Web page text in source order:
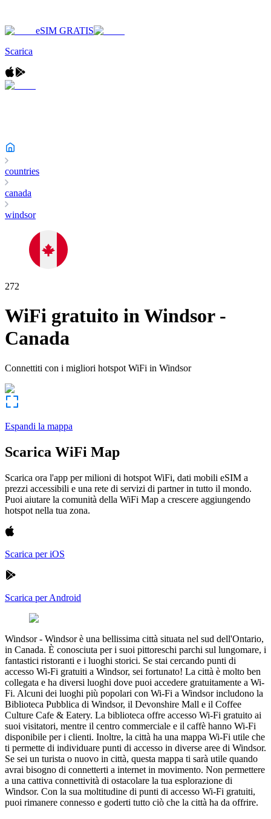
eSIM GRATIS
Scarica
countries
canada
windsor
272
WiFi gratuito inWindsor-
Canada
Connettiti con i migliori hotspot WiFi in Windsor
Espandi la mappa
Scarica WiFi Map
Scarica ora l'app per milioni di hotspot WiFi, dati mobili eSIM a
prezzi accessibili e una rete di servizi di partner in tutto il mondo.
Puoi aiutare la comunità della WiFi Map a crescere aggiungendo
hotspot nella tua zona.
Scarica per iOS
Scarica per Android
Windsor- Windsor è una bellissima città situata nel sud dell'Ontario,
in Canada. È conosciuta per i suoi pittoreschi parchi sul lungomare, i
fantastici ristoranti e i luoghi storici. Se stai cercando punti di
accesso Wi-Fi gratuiti a Windsor, sei fortunato! La città è molto ben
collegata e ha diversi luoghi dove puoi accedere gratuitamente a Wi-
Fi. Alcuni dei luoghi più popolari con Wi-Fi a Windsor includono la
Biblioteca Pubblica di Windsor, il Devonshire Mall e il Coffee
Culture Cafe & Eatery. La biblioteca offre accesso Wi-Fi gratuito ai
suoi visitatori, mentre il centro commerciale e il caffè hanno Wi-Fi
disponibile per i clienti. Inoltre, la città ha una mappa Wi-Fi utile che
ti permette di individuare punti di accesso in diverse aree di Windsor.
Se sei un turista o nuovo in città, questa mappa ti sarà utile quando
avrai bisogno di connetterti a internet in movimento. Non permettere
a una cattiva connettività di ostacolare la tua esplorazione di
Windsor. Con la sua moltitudine di punti di accesso Wi-Fi gratuiti,
puoi rimanere connesso e goderti tutto ciò che la città ha da offrire.